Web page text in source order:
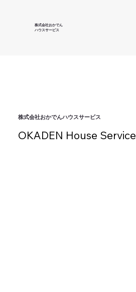
株式会社おかでん
ハウスサービス
株式会社おかでんハウスサービス
OKADEN House Service